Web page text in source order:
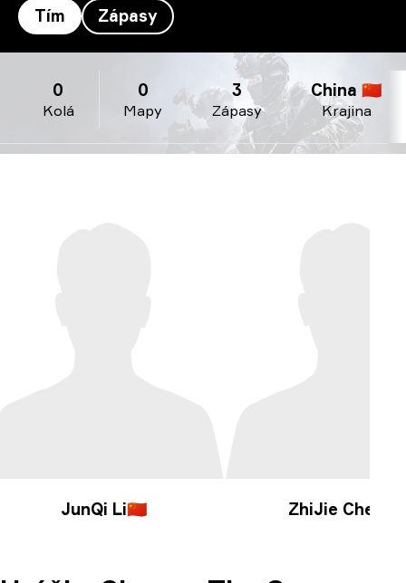
Tím Zápasy
Kolá
0
Mapy
0
Zápasy
3
Krajina
China 🇨🇳
JunQi Li🇨🇳 ZhiJie Chen